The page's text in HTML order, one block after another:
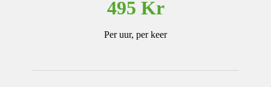
495 Kr
Per uur, per keer